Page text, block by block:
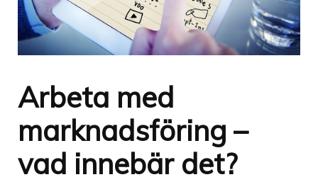
Arbeta med
marknadsföring –
vad innebär det?